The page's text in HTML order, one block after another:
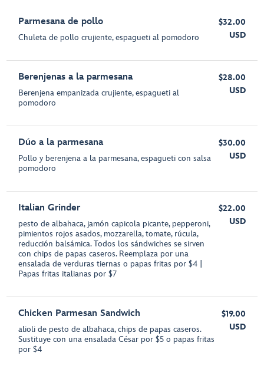
Parmesana de pollo
Chuleta de pollo crujiente, espagueti al pomodoro
$32.00
USD
Berenjenas a la parmesana
Berenjena empanizada crujiente, espagueti al
pomodoro
$28.00
USD
Dúo a la parmesana
Pollo y berenjena a la parmesana, espagueti con salsa
pomodoro
$30.00
USD
Italian Grinder
pesto de albahaca, jamón capicola picante, pepperoni,
pimientos rojos asados, mozzarella, tomate, rúcula,
reducción balsámica. Todos los sándwiches se sirven
con chips de papas caseros. Reemplaza por una
ensalada de verduras tiernas o papas fritas por $4 |
Papas fritas italianas por $7
$22.00
USD
Chicken Parmesan Sandwich
alioli de pesto de albahaca, chips de papas caseros.
Sustituye con una ensalada César por $5 o papas fritas
por $4
$19.00
USD